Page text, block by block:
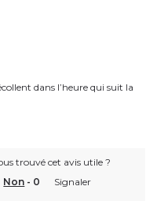
dans l’heure qui suit la
trouvé cet avis utile ?
Non - 0 Signaler